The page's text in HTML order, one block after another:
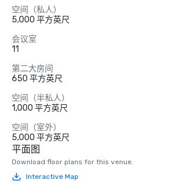
空间（私人）
5,000 平方英尺
会议室
11
第二大房间
650 平方英尺
空间（半私人）
1,000 平方英尺
空间（室外）
5,000 平方英尺
平面图
Download floor plans for this venue.
Interactive Map